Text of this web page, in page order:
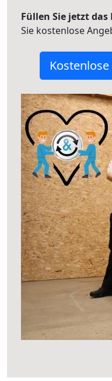
Füllen Sie jetzt
Sie kostenlose